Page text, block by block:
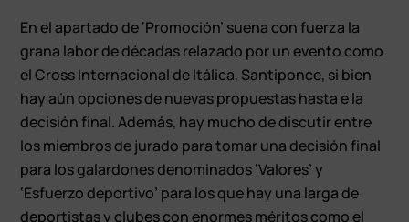
En el apartado de ‘Promoción’ suena con fuerza la
grana labor de décadas relazado por un evento como
el Cross Internacional de Itálica, Santiponce, si bien
hay aún opciones de nuevas propuestas hasta e la
decisión final. Además, hay mucho de discutir entre
los miembros de jurado para tomar una decisión final
para los galardones denominados ‘Valores’ y
‘Esfuerzo deportivo’ para los que hay una larga de
deportistas y clubes con enormes méritos como el